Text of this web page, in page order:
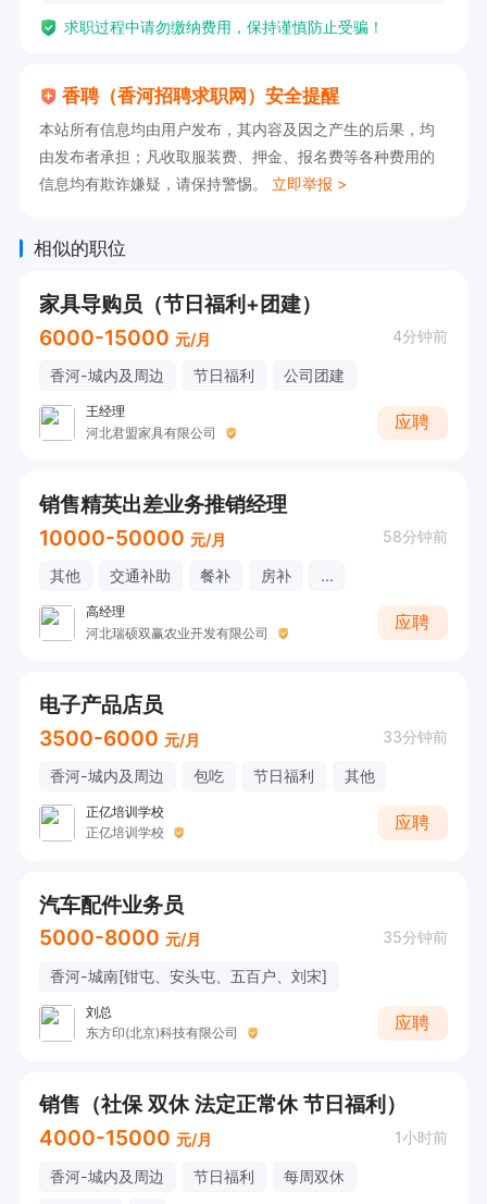
的，谢谢！
求职过程中请勿缴纳费用，保持谨慎防止受骗！
香聘（香河招聘求职网）安全提醒
本站所有信息均由用户发布，其内容及因之产生的后果，均
由发布者承担；凡收取服装费、押金、报名费等各种费用的
信息均有欺诈嫌疑，请保持警惕。 立即举报 >
相似的职位
家具导购员（节日福利+团建）
6000-15000 元/月 4分钟前
香河-城内及周边 节日福利 公司团建
王经理
河北君盟家具有限公司
应聘
销售精英出差业务推销经理
10000-50000 元/月 58分钟前
其他 交通补助 餐补 房补 ...
高经理
河北瑞硕双赢农业开发有限公司
应聘
电子产品店员
3500-6000 元/月 33分钟前
香河-城内及周边 包吃 节日福利 其他
正亿培训学校
正亿培训学校
应聘
汽车配件业务员
5000-8000 元/月 35分钟前
香河-城南[钳屯、安头屯、五百户、刘宋]
刘总
东方印(北京)科技有限公司
应聘
销售（社保 双休 法定正常休 节日福利）
4000-15000 元/月 1小时前
香河-城内及周边 节日福利
每周双休